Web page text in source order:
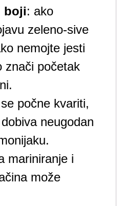
boji: ako
zeleno-sive
nemojte jesti
znači početak
počne kvariti,
neugodan
mariniranje i
može